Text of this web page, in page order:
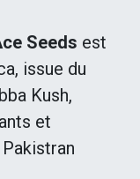
Seeds est
issue du
Kush,
et